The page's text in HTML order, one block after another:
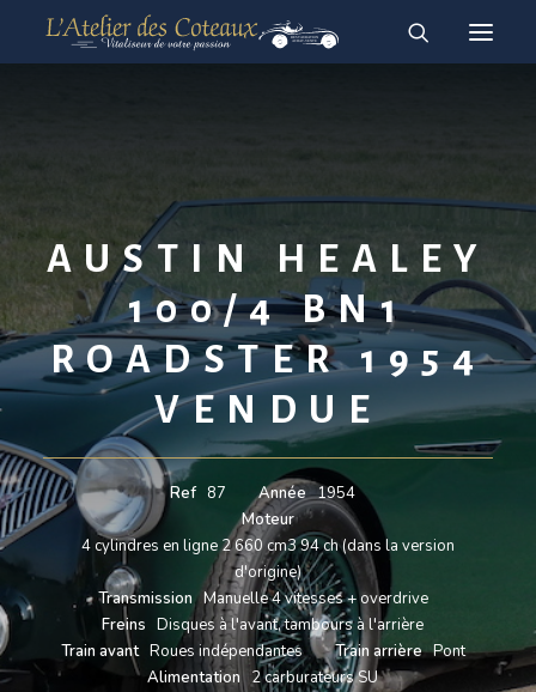
RESTAURATION
ACHAT-VENTE
À vendre
English
Français
AUSTIN HEALEY
100/4 BN1
ROADSTER 1954
VENDUE
Ref 87 Année 1954
Moteur
4 cylindres en ligne 2 660 cm3 94 ch (dans la version
d'origine)
Transmission Manuelle 4 vitesses + overdrive
Freins Disques à l'avant, tambours à l'arrière
Train avant Roues indépendantes Train arrière Pont
Alimentation
2 carburateurs SU